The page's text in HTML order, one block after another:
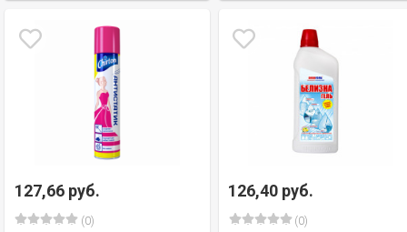
127,66 руб.
(0)
126,40 руб.
(0)